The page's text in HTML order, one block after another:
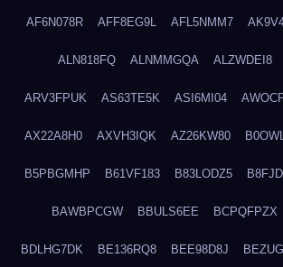
AF6N078R AFF8EG9L AFL5NMM7
ALN818FQ ALNMMGQA ALZWDEI8
ARV3FPUK AS63TE5K ASI6MI04
AX22A8H0 AXVH3IQK AZ26KW80
B5PBGMHP B61VF183 B83LODZ5
BAWBPCGW BBULS6EE BCPQFPZX
BDLHG7DK BE136RQ8 BEE98D8J